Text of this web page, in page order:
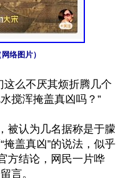
络图片）
这么不厌其烦折腾几个
搅浑掩盖真凶吗？”
被认为几名据称是于朦
盖真凶”的说法，似乎
方结论，网民一片哗
言。